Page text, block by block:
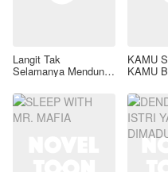
Langit Tak
Selamanya Mendung,
KAMU
KAMU